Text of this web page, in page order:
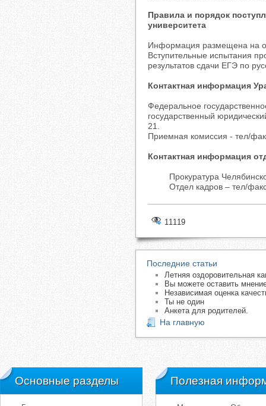
Правила и порядок
университета
Информация размещена на
Вступительные испытания
результатов сдачи ЕГЭ по
Контактная информация
Федеральное
государственный
21.
Приемная комиссия - тел/
Контактная информация
Прокуратура Челябинской
Отдел кадров – тел/факс
11119
Последние статьи
Летняя оздоровительная
Вы можете оставить
Независимая оценка
Ты не один
Анкета для родителей.
На главную
Основные разделы Полезная